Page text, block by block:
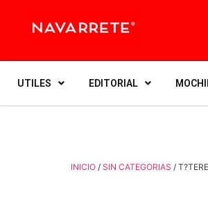
UTILES EDITORIAL
INICIO / SIN CATEGORIAS /